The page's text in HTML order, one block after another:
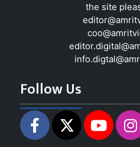
the site
Follow Us